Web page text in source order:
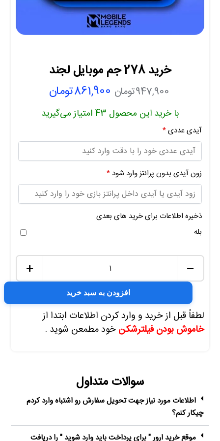
خرید 278 جم موبایل لجند
947,900تومان 861,900تومان
با خرید این محصول 43 امتیاز می‌گیرید
آیدی عددی*
زون آیدی بدون پرانتز وارد شود *
ذخیره اطلاعات برای خرید های بعدی
بله
−
+
افزودن به سبد خرید
لطفاً قبل از خرید و وارد کردن اطلاعات ابتدا از
خاموش بودن فیلترشکن خود مطمعن شوید .
سوالات متداول
اطلاعات مورد نیاز جهت تحویل سفارش رو اشتباه وارد کردم
چیکار کنم؟
موقع خرید ارور " برای پرداخت باید وارد شوید " را دریافت